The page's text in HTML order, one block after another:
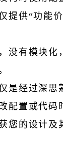
提供“功能
没有模块化
是经过深思
配置或代码
您的设计及